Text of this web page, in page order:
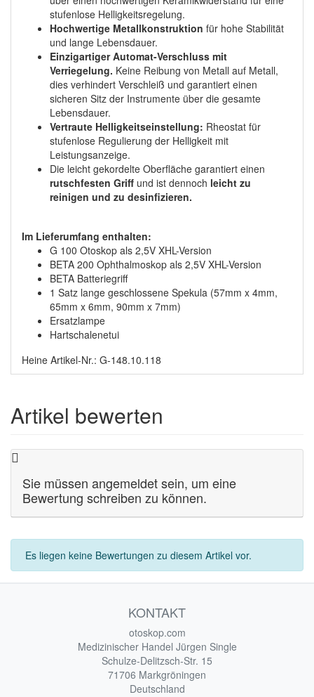
stufenlose Helligkeitsregelung.
Hochwertige Metallkonstruktion für hohe Stabilität
und lange Lebensdauer.
Einzigartiger Automat-Verschluss mit
Verriegelung. Keine Reibung von Metall auf Metall,
dies verhindert Verschleiß und garantiert einen
sicheren Sitz der Instrumente über die gesamte
Lebensdauer.
Vertraute Helligkeitseinstellung: Rheostat für
stufenlose Regulierung der Helligkeit mit
Leistungsanzeige.
Die leicht gekordelte Oberfläche garantiert einen
rutschfesten Griff und ist dennoch leicht zu
reinigen und zu desinfizieren.
Im Lieferumfang enthalten:
G 100 Otoskop als 2,5V XHL-Version
BETA 200 Ophthalmoskop als 2,5V XHL-Version
BETA Batteriegriff
1 Satz lange geschlossene Spekula (57mm x 4mm,
65mm x 6mm, 90mm x 7mm)
Ersatzlampe
Hartschalenetui
Heine Artikel-Nr.: G-148.10.118
Artikel bewerten
Sie müssen angemeldet sein, um eine
Bewertung schreiben zu können.
Es liegen keine Bewertungen zu diesem Artikel vor.
KONTAKT
otoskop.com
Medizinischer Handel Jürgen Single
Schulze-Delitzsch-Str. 15
71706 Markgröningen
Deutschland